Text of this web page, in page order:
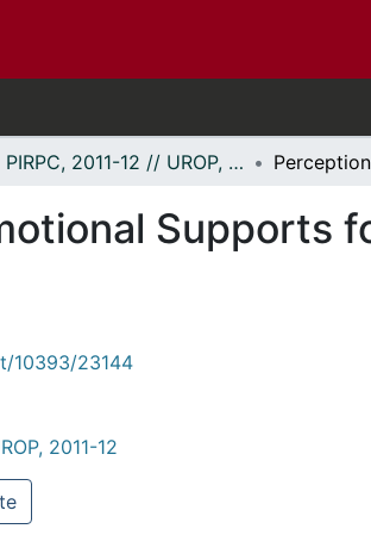
PIRPC, 2011-12 // UROP, 2011-12
Supports
10393/23144
2011-12